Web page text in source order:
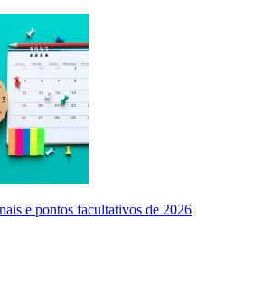
e pontos facultativos de 2026